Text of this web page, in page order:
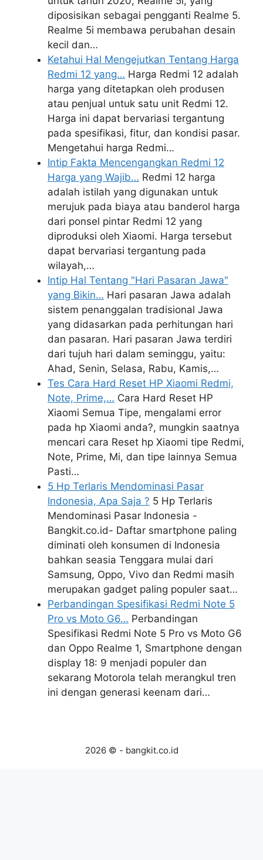
diposisikan sebagai pengganti Realme 5.
Realme 5i membawa perubahan desain
kecil dan…
Ketahui Hal Mengejutkan Tentang Harga
Redmi 12 yang… Harga Redmi 12 adalah
harga yang ditetapkan oleh produsen
atau penjual untuk satu unit Redmi 12.
Harga ini dapat bervariasi tergantung
pada spesifikasi, fitur, dan kondisi pasar.
Mengetahui harga Redmi…
Intip Fakta Mencengangkan Redmi 12
Harga yang Wajib… Redmi 12 harga
adalah istilah yang digunakan untuk
merujuk pada biaya atau banderol harga
dari ponsel pintar Redmi 12 yang
diproduksi oleh Xiaomi. Harga tersebut
dapat bervariasi tergantung pada
wilayah,…
Intip Hal Tentang "Hari Pasaran Jawa"
yang Bikin… Hari pasaran Jawa adalah
sistem penanggalan tradisional Jawa
yang didasarkan pada perhitungan hari
dan pasaran. Hari pasaran Jawa terdiri
dari tujuh hari dalam seminggu, yaitu:
Ahad, Senin, Selasa, Rabu, Kamis,…
Tes Cara Hard Reset HP Xiaomi Redmi,
Note, Prime,… Cara Hard Reset HP
Xiaomi Semua Tipe, mengalami error
pada hp Xiaomi anda?, mungkin saatnya
mencari cara Reset hp Xiaomi tipe Redmi,
Note, Prime, Mi, dan tipe lainnya Semua
Pasti…
5 Hp Terlaris Mendominasi Pasar
Indonesia, Apa Saja ? 5 Hp Terlaris
Mendominasi Pasar Indonesia -
Bangkit.co.id- Daftar smartphone paling
diminati oleh konsumen di Indonesia
bahkan seasia Tenggara mulai dari
Samsung, Oppo, Vivo dan Redmi masih
merupakan gadget paling populer saat…
Perbandingan Spesifikasi Redmi Note 5
Pro vs Moto G6… Perbandingan
Spesifikasi Redmi Note 5 Pro vs Moto G6
dan Oppo Realme 1, Smartphone dengan
display 18: 9 menjadi populer dan
sekarang Motorola telah merangkul tren
ini dengan generasi keenam dari…
2026 © - bangkit.co.id